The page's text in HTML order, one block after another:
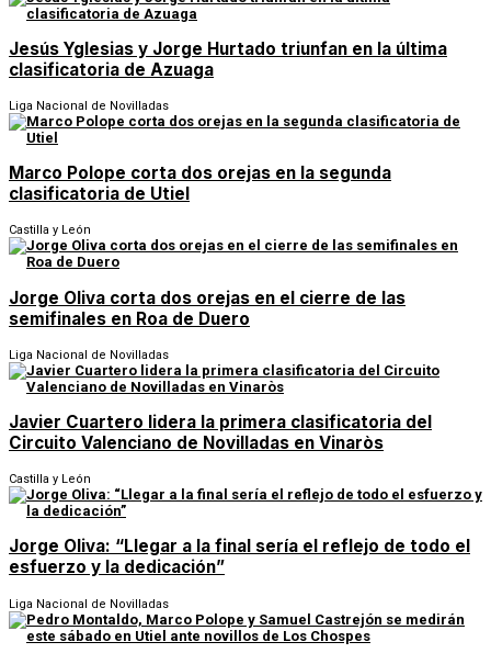
Jesús Yglesias y Jorge Hurtado triunfan en la última
clasificatoria de Azuaga
Liga Nacional de Novilladas
Marco Polope corta dos orejas en la segunda
clasificatoria de Utiel
Castilla y León
Jorge Oliva corta dos orejas en el cierre de las
semifinales en Roa de Duero
Liga Nacional de Novilladas
Javier Cuartero lidera la primera clasificatoria del
Circuito Valenciano de Novilladas en Vinaròs
Castilla y León
Jorge Oliva: “Llegar a la final sería el reflejo de todo el
esfuerzo y la dedicación”
Liga Nacional de Novilladas